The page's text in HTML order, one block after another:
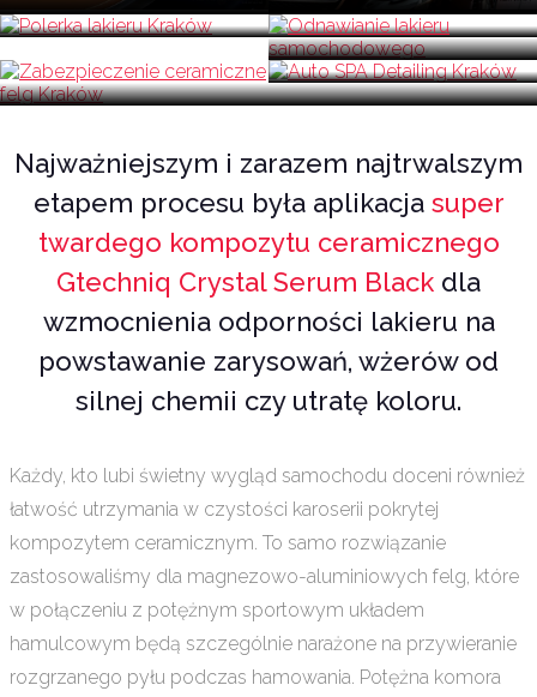
Najważniejszym i zarazem najtrwalszym
etapem procesu była aplikacja super
twardego kompozytu ceramicznego
Gtechniq Crystal Serum Black dla
wzmocnienia odporności lakieru na
powstawanie zarysowań, wżerów od
silnej chemii czy utratę koloru.
Każdy, kto lubi świetny wygląd samochodu doceni również
łatwość utrzymania w czystości karoserii pokrytej
kompozytem ceramicznym. To samo rozwiązanie
zastosowaliśmy dla magnezowo-aluminiowych felg, które
w połączeniu z potężnym sportowym układem
hamulcowym będą szczególnie narażone na przywieranie
rozgrzanego pyłu podczas hamowania. Potężna komora